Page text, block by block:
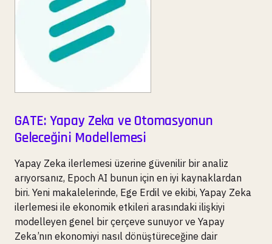
GATE: Yapay Zeka ve Otomasyonun
Geleceğini Modellemesi
Yapay Zeka ilerlemesi üzerine güvenilir bir analiz
arıyorsanız, Epoch AI bunun için en iyi kaynaklardan
biri. Yeni makalelerinde, Ege Erdil ve ekibi, Yapay Zeka
ilerlemesi ile ekonomik etkileri arasındaki ilişkiyi
modelleyen genel bir çerçeve sunuyor ve Yapay
Zeka’nın ekonomiyi nasıl dönüştüreceğine dair